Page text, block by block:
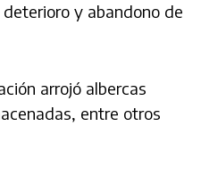
y abandono de
arrojó albercas
entre otros